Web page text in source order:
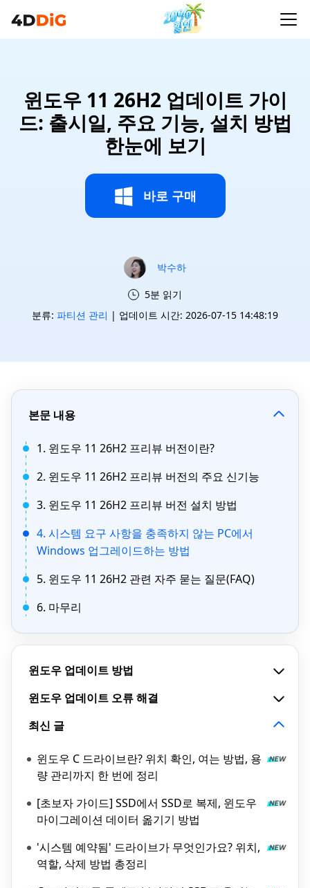
윈도우 11 26H2 업데이트 가이
드: 출시일, 주요 기능, 설치 방법
한눈에 보기
바로 구매
박수하
5분 읽기
분류: 파티션 관리 | 업데이트 시간: 2026-07-15 14:48:19
본문 내용
1. 윈도우 11 26H2 프리뷰 버전이란?
2. 윈도우 11 26H2 프리뷰 버전의 주요 신기능
3. 윈도우 11 26H2 프리뷰 버전 설치 방법
4. 시스템 요구 사항을 충족하지 않는 PC에서
Windows 업그레이드하는 방법
5. 윈도우 11 26H2 관련 자주 묻는 질문(FAQ)
6. 마무리
윈도우 업데이트 방법
윈도우 업데이트 오류 해결
최신 글
윈도우 C 드라이브란? 위치 확인, 여는 방법, 용
량 관리까지 한 번에 정리
[초보자 가이드] SSD에서 SSD로 복제, 윈도우
마이그레이션 데이터 옮기기 방법
'시스템 예약됨' 드라이브가 무엇인가요? 위치,
역할, 삭제 방법 총정리